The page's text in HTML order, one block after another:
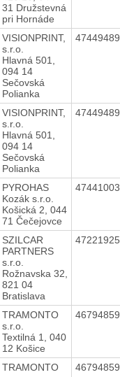
31 Družstevná
pri Hornáde
VISIONPRINT,
s.r.o.
Hlavná 501,
094 14
Sečovská
Polianka
47449489
VISIONPRINT,
s.r.o.
Hlavná 501,
094 14
Sečovská
Polianka
47449489
PYROHAS
Kozák s.r.o.
Košická 2, 044
71 Čečejovce
47441003
SZILCAR
PARTNERS
s.r.o.
Rožnavska 32,
821 04
Bratislava
47221925
TRAMONTO
s.r.o.
Textilná 1, 040
12 Košice
46794859
TRAMONTO
46794859